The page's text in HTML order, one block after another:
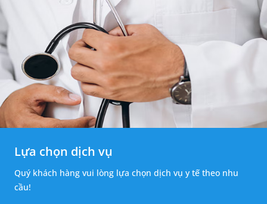
Lựa chọn dịch vụ
Quý khách hàng vui lòng lựa chọn dịch vụ y tế theo nhu
cầu!